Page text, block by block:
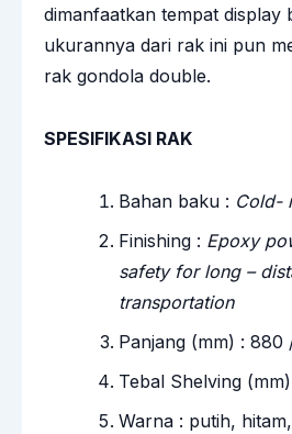
dimanfaatkan tempat display
ukurannya dari rak ini pun
rak gondola double.
SPESIFIKASI RAK
Bahan baku : Cold-
Finishing : Epoxy
safety for long –
transportation
Panjang (mm) : 880
Tebal Shelving
Warna : putih,